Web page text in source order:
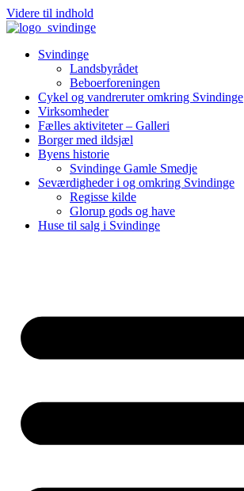
Videre til indhold
Svindinge
Landsbyrådet
Beboerforeningen
Cykel og vandreruter omkring Svindinge
Virksomheder
Fælles aktiviteter – Galleri
Borger med ildsjæl
Byens historie
Svindinge Gamle Smedje
Seværdigheder i og omkring Svindinge
Regisse kilde
Glorup gods og have
Huse til salg i Svindinge